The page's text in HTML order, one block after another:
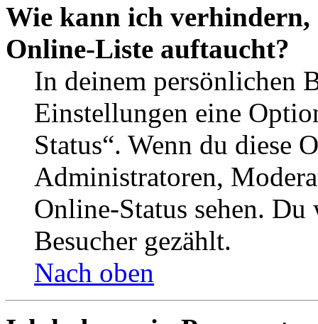
Wie kann ich verhindern,
Online-Liste auftaucht?
In deinem persönlichen
Einstellungen eine
Status“. Wenn du diese
Administratoren,
Online-Status sehen.
Besucher gezählt.
Nach oben